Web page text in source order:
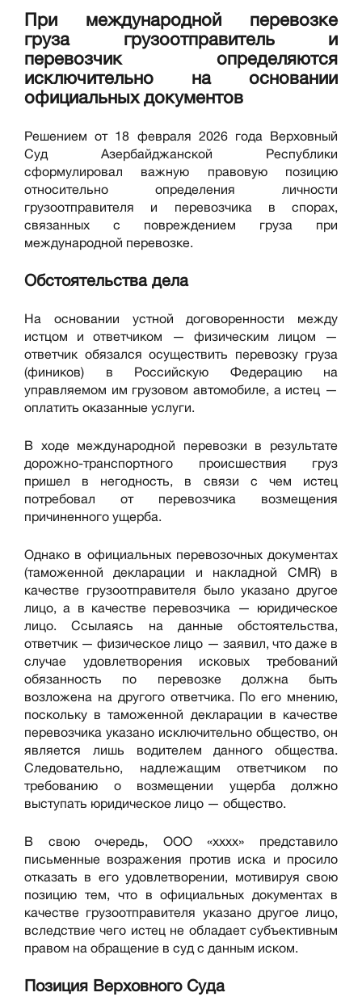
При международной перевозке
груза грузоотправитель и
перевозчик определяются
исключительно на основании
официальных документов
Решением от 18 февраля 2026 года Верховный
Суд Азербайджанской Республики
сформулировал важную правовую позицию
относительно определения личности
грузоотправителя и перевозчика в спорах,
связанных с повреждением груза при
международной перевозке.
Обстоятельства дела
На основании устной договоренности между
истцом и ответчиком — физическим лицом —
ответчик обязался осуществить перевозку груза
(фиников) в Российскую Федерацию на
управляемом им грузовом автомобиле, а истец —
оплатить оказанные услуги.
В ходе международной перевозки в результате
дорожно-транспортного происшествия груз
пришел в негодность, в связи с чем истец
потребовал от перевозчика возмещения
причиненного ущерба.
Однако в официальных перевозочных документах
(таможенной декларации и накладной CMR) в
качестве грузоотправителя было указано другое
лицо, а в качестве перевозчика — юридическое
лицо. Ссылаясь на данные обстоятельства,
ответчик — физическое лицо — заявил, что даже в
случае удовлетворения исковых требований
обязанность по перевозке должна быть
возложена на другого ответчика. По его мнению,
поскольку в таможенной декларации в качестве
перевозчика указано исключительно общество, он
является лишь водителем данного общества.
Следовательно, надлежащим ответчиком по
требованию о возмещении ущерба должно
выступать юридическое лицо — общество.
В свою очередь, ООО «xxxx» представило
письменные возражения против иска и просило
отказать в его удовлетворении, мотивируя свою
позицию тем, что в официальных документах в
качестве грузоотправителя указано другое лицо,
вследствие чего истец не обладает субъективным
правом на обращение в суд с данным иском.
Позиция Верховного Суда